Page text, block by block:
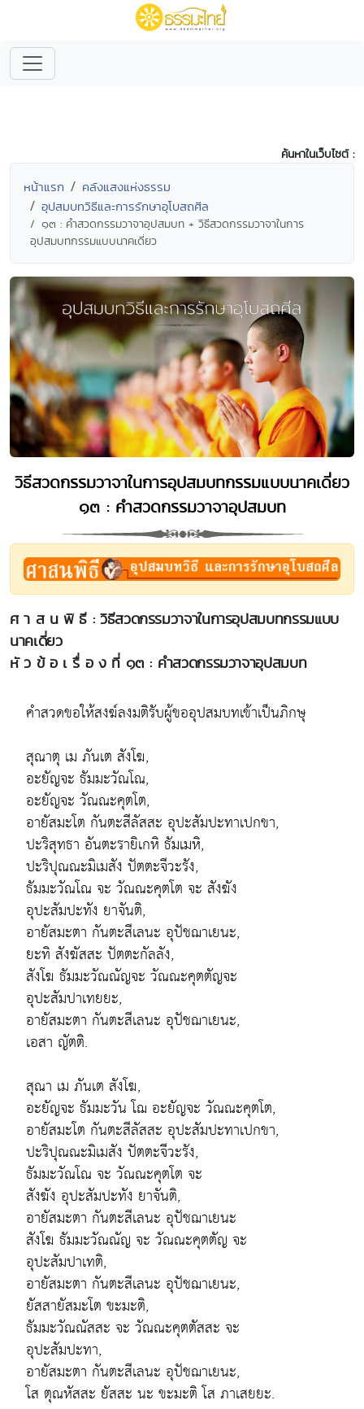
ค้นหาในเว็บไซต์ :
หน้าแรก
คลังแสงแห่งธรรม
อุปสมบทวิธีและการรักษาอุโบสถศีล
๑๓ : คำสวดกรรมวาจาอุปสมบท + วิธีสวดกรรมวาจาในการ
อุปสมบทกรรมแบบนาคเดี่ยว
วิธีสวดกรรมวาจาในการอุปสมบทกรรมแบบนาคเดี่ยว
๑๓ : คำสวดกรรมวาจาอุปสมบท
ศ า ส น พิ ธี : วิธีสวดกรรมวาจาในการอุปสมบทกรรมแบบ
นาคเดี่ยว
หั ว ข้ อ เ รื่ อ ง ที่ ๑๓ : คำสวดกรรมวาจาอุปสมบท
คำสวดขอให้สงฆ์ลงมติรับผู้ขออุปสมบทเข้าเป็นภิกษุ
สุณาตุ เม ภันเต สังโฆ,
อะยัญจะ ธัมมะวัณโณ,
อะยัญจะ วัณณะคุตโต,
อายัสมะโต กันตะสีลัสสะ อุปะสัมปะทาเปกขา,
ปะริสุทธา อันตะรายิเกหิ ธัมเมหิ,
ปะริปุณณะมิเมสัง ปัตตะจีวะรัง,
ธัมมะวัณโณ จะ วัณณะคุตโต จะ สังฆัง
อุปะสัมปะทัง ยาจันติ,
อายัสมะตา กันตะสีเลนะ อุปัชฌาเยนะ,
ยะทิ สังฆัสสะ ปัตตะกัลลัง,
สังโฆ ธัมมะวัณณัญจะ วัณณะคุตตัญจะ
อุปะสัมปาเทยยะ,
อายัสมะตา กันตะสีเลนะ อุปัชฌาเยนะ,
เอสา ญัตติ.
สุณา เม ภันเต สังโฆ,
อะยัญจะ ธัมมะวัน โฌ อะยัญจะ วัณณะคุตโต,
อายัสมะโต กันตะสีลัสสะ อุปะสัมปะทาเปกขา,
ปะริปุณณะมิเมสัง ปัตตะจีวะรัง,
ธัมมะวัณโณ จะ วัณณะคุตโต จะ
สังฆัง อุปะสัมปะทัง ยาจันติ,
อายัสมะตา กันตะสีเลนะ อุปัชฌาเยนะ
สังโฆ ธัมมะวัณณัญ จะ วัณณะคุตตัญ จะ
อุปะสัมปาเทติ,
อายัสมะตา กันตะสีเลนะ อุปัชฌาเยนะ,
ยัสสายัสมะโต ขะมะติ,
ธัมมะวัณณัสสะ จะ วัณณะคุตตัสสะ จะ
อุปะสัมปะทา,
อายัสมะตา กันตะสีเลนะ อุปัชฌาเยนะ,
โส ตุณหัสสะ ยัสสะ นะ ขะมะติ โส ภาเสยยะ.